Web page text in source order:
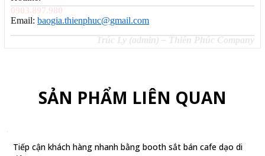
0903.897.980
Email: baogia.thienphuc@gmail.com
Trúc Ly (admin) – Thiên Phúc Company
SẢN PHẨM LIÊN QUAN
Tiếp cận khách hàng nhanh bằng booth sắt bán cafe dạo di